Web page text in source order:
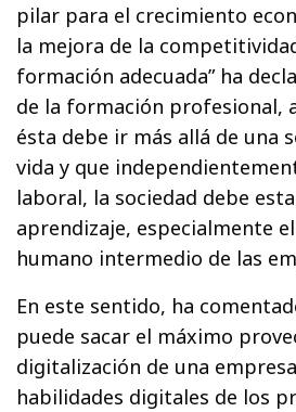
pilar para el crecimiento
la mejora de la
formación adecuada” ha
de la formación profesional,
ésta debe ir más allá de una
vida y que
laboral, la sociedad debe
aprendizaje, especialmente
humano intermedio de las
En este sentido, ha
puede sacar el máximo
digitalización de una
habilidades digitales de los